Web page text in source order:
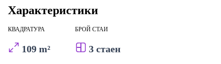
Характеристики
КВАДРАТУРА
109 m²
БРОЙ СТАИ
3 стаен